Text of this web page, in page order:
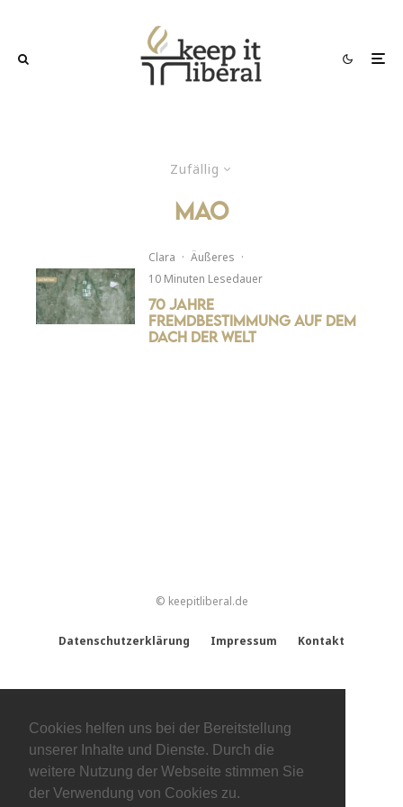
Cookies helfen uns bei der Bereitstellung
unserer Inhalte und Dienste. Durch die
weitere Nutzung der Webseite stimmen Sie
der Verwendung von Cookies zu.
Zufällig
mao
Clara · Äußeres ·
10 Minuten Lesedauer
70 Jahre
Fremdbestimmung auf dem
Dach der Welt
© keepitliberal.de
Datenschutzerklärung Impressum Kontakt